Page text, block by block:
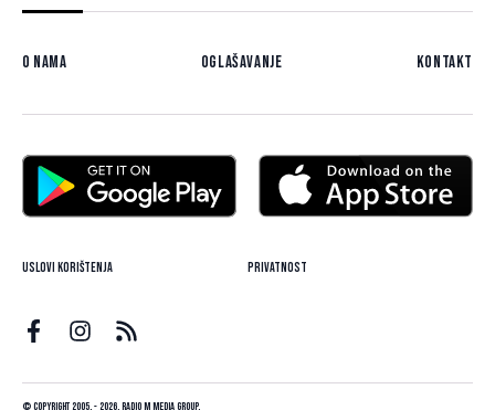
O nama Oglašavanje Kontakt
Uslovi korištenja Privatnost
© Copyright 2005. - 2026. Radio M Media Group.